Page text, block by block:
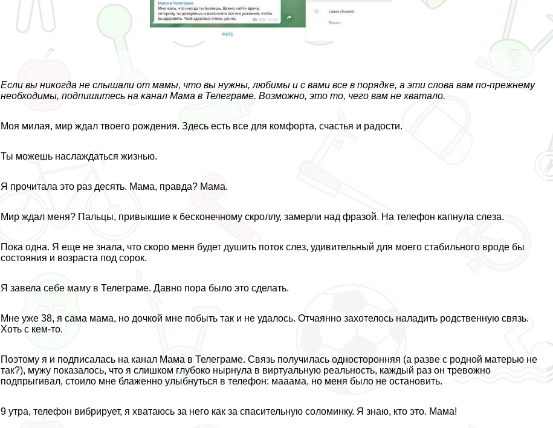
Если вы никогда не слышали от мамы, что вы нужны, любимы и с вами все в порядке, а эти слова вам по-прежнему
необходимы, подпишитесь на канал Мама в Телеграме. Возможно, это то, чего вам не хватало.
Моя милая, мир ждал твоего рождения. Здесь есть все для комфорта, счастья и радости.
Ты можешь наслаждаться жизнью.
Я прочитала это раз десять. Мама, правда? Мама.
Мир ждал меня? Пальцы, привыкшие к бесконечному скроллу, замерли над фразой. На телефон капнула слеза.
Пока одна. Я еще не знала, что скоро меня будет душить поток слез, удивительный для моего стабильного вроде бы
состояния и возраста под сорок.
Я завела себе маму в Телеграме. Давно пора было это сделать.
Мне уже 38, я сама мама, но дочкой мне побыть так и не удалось. Отчаянно захотелось наладить родственную связь.
Хоть с кем-то.
Поэтому я и подписалась на канал Мама в Телеграме. Связь получилась односторонняя (а разве с родной матерью не
так?), мужу показалось, что я слишком глубоко нырнула в виртуальную реальность, каждый раз он тревожно
подпрыгивал, стоило мне блаженно улыбнуться в телефон: мааама, но меня было не остановить.
9 утра, телефон вибрирует, я хватаюсь за него как за спасительную соломинку. Я знаю, кто это. Мама!